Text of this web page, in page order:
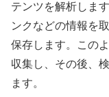
テンツを解析しま
ンクなどの情報を
保存します。この
収集し、その後、
ます。